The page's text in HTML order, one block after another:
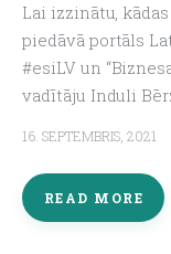
Lai izzinātu,
piedāvā portāls
#esiLV un
vadītāju Induli
16. SEPTEMBRIS, 2021
READ MORE